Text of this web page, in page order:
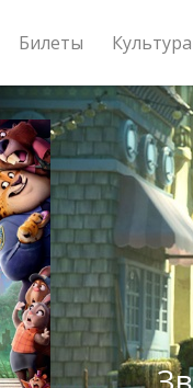
Билеты Культура